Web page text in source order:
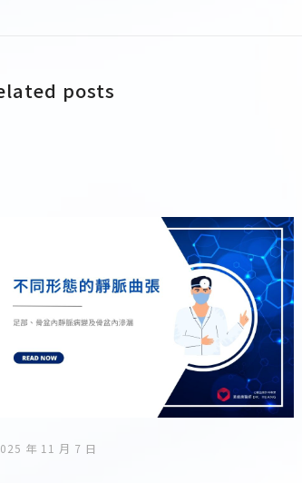
posts
年 11 月 7 日